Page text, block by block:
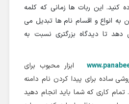
کنید. این ربات ها زمانی که کلمه
انواع و اقسام نام ها تبدیل می
دهد تا دیدگاه بزرگتری نسبت به
ابزار محبوب برای
ساده برای پیدا کردن نام دامنه
کاری که شما باید انجام دهید